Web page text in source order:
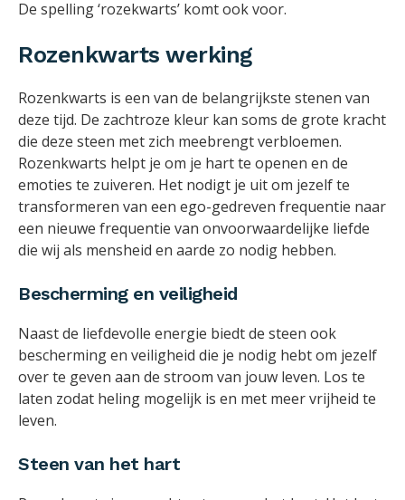
De spelling ‘rozekwarts’ komt ook voor.
Rozenkwarts werking
Rozenkwarts is een van de belangrijkste stenen van
deze tijd. De zachtroze kleur kan soms de grote kracht
die deze steen met zich meebrengt verbloemen.
Rozenkwarts helpt je om je hart te openen en de
emoties te zuiveren. Het nodigt je uit om jezelf te
transformeren van een ego-gedreven frequentie naar
een nieuwe frequentie van onvoorwaardelijke liefde
die wij als mensheid en aarde zo nodig hebben.
Bescherming en veiligheid
Naast de liefdevolle energie biedt de steen ook
bescherming en veiligheid die je nodig hebt om jezelf
over te geven aan de stroom van jouw leven. Los te
laten zodat heling mogelijk is en met meer vrijheid te
leven.
Steen van het hart